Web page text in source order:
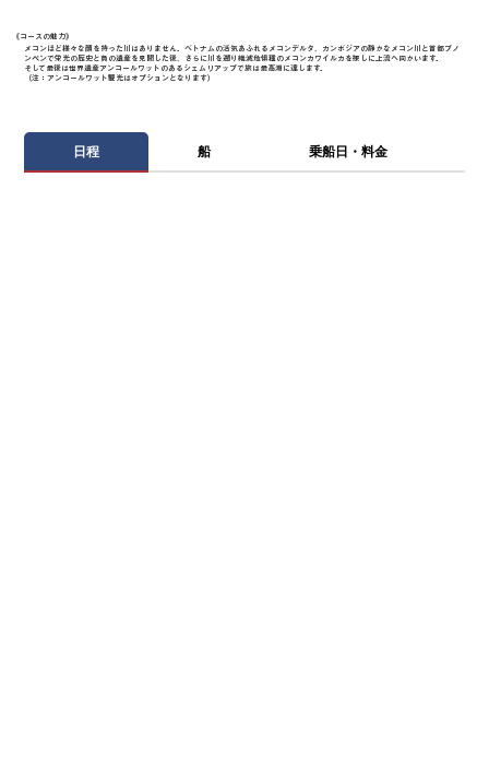
《​コースの魅力》
メコンほど様々な顔を持った川はありません。ベトナムの活気あふれるメコンデルタ、カンボジアの静かなメコン川と首都プノ
ンペンで栄光の歴史と負の遺産を見聞した後、さらに川を遡り絶滅危惧種のメコンカワイルカを探しに上流へ向かいます。
そして最後は世界遺産アンコールワットのあるシェムリアップで旅は最高潮に達します。
（注：アンコールワット観光はオプションとなります）
日程 船 乗船日・料金